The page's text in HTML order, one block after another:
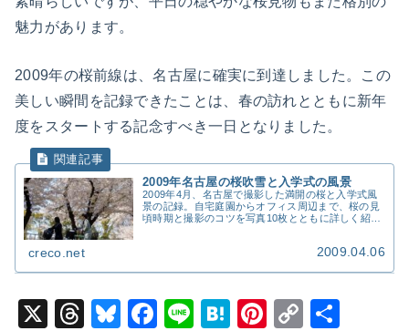
魅力があります。
2009年の桜前線は、名古屋に確実に到達しました。この
美しい瞬間を記録できたことは、春の訪れとともに新年
度をスタートする記念すべき一日となりました。
2009年名古屋の桜吹雪と入学式の風景
2009年4月、名古屋で撮影した満開の桜と入学式風
景の記録。自宅庭園からオフィス周辺まで、桜の見
頃時期と撮影のコツを写真10枚とともに詳しく紹介
creco.net 2009.04.06
X
T
Bl
F
Li
H
Pi
C